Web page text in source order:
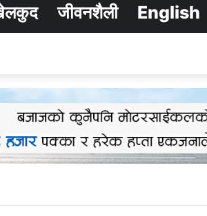
जीवनशैली English